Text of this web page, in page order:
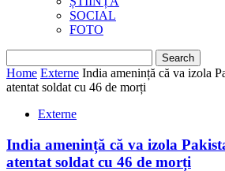
SOCIAL
FOTO
Home Externe India amenință că va izola
atentat soldat cu 46 de morți
Externe
India amenință că va izola
atentat soldat cu 46 de morți